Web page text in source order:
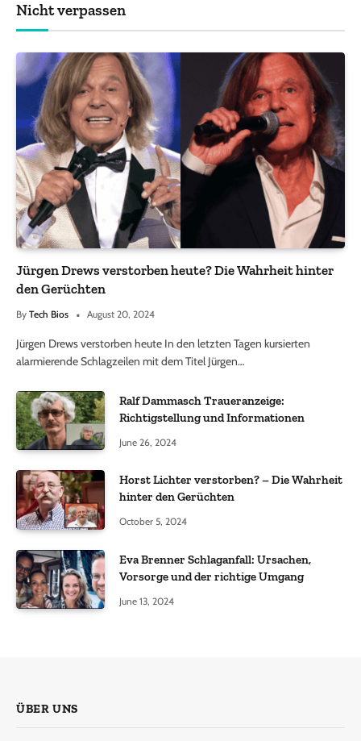
Nicht verpassen
Jürgen Drews verstorben heute? Die Wahrheit hinter
den Gerüchten
By Tech Bios August 20, 2024
Jürgen Drews verstorben heute In den letzten Tagen kursierten
alarmierende Schlagzeilen mit dem Titel Jürgen…
Ralf Dammasch Traueranzeige:
Richtigstellung und Informationen
June 26, 2024
Horst Lichter verstorben? – Die Wahrheit
hinter den Gerüchten
October 5, 2024
Eva Brenner Schlaganfall: Ursachen,
Vorsorge und der richtige Umgang
June 13, 2024
ÜBER UNS